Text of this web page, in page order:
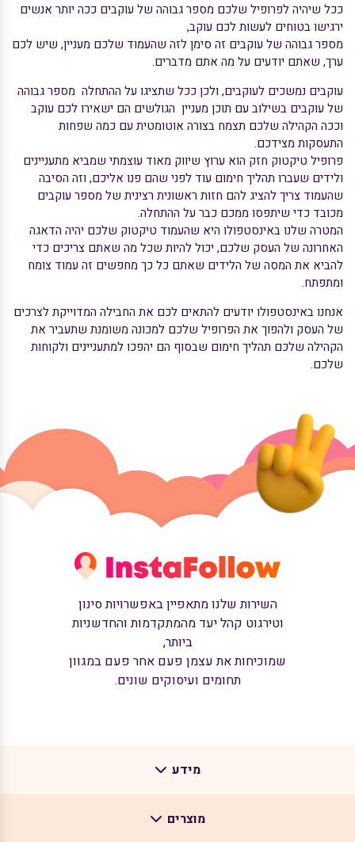
ככל שיהיה לפרופיל שלכם מספר גבוהה של עוקבים ככה יותר אנשים
ירגישו בטוחים לעשות לכם עוקב,
מספר גבוהה של עוקבים זה סימן לזה שהעמוד שלכם מעניין, שיש לכם
ערך, שאתם יודעים על מה אתם מדברים.
עוקבים נמשכים לעוקבים, ולכן ככל שתציגו על ההתחלה מספר גבוהה
של עוקבים בשילוב עם תוכן מעניין הגולשים הם ישאירו לכם עוקב
וככה הקהילה שלכם תצמח בצורה אוטומטית עם כמה שפחות
התעסקות מצידכם.
פרופיל טיקטוק חזק הוא ערוץ שיווק מאוד עוצמתי שמביא מתעניינים
ולידים שעברו תהליך חימום עוד לפני שהם פנו אליכם, וזה הסיבה
שהעמוד צריך להציג להם חזות ראשונית רצינית של מספר עוקבים
מכובד כדי שיתפסו ממכם כבר על ההתחלה.
המטרה שלנו באינסטפולו היא שהעמוד טיקטוק שלכם יהיה הדאגה
האחרונה של העסק שלכם, יכול להיות שכל מה שאתם צריכים כדי
להביא את המסה של הלידים שאתם כל כך מחפשים זה עמוד צומח
ומתפתח.
אנחנו באינסטפולו יודעים להתאים לכם את החבילה המדוייקת לצרכים
של העסק ולהפוך את הפרופיל שלכם למכונה משומנת שתעביר את
הקהילה שלכם תהליך חימום שבסוף הם יהפכו למתעניינים ולקוחות
שלכם.
השירות שלנו מתאפיין באפשרויות סינון
וטירגוט קהל יעד מהמתקדמות והחדשניות
ביותר,
שמוכיחות את עצמן פעם אחר פעם במגוון
תחומים ועיסוקים שונים.
מידע
אודות
מוצרים